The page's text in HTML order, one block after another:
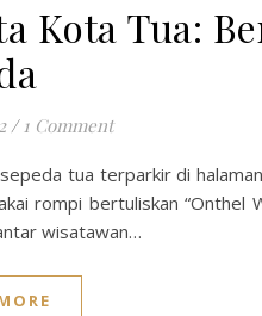
Kota Tua:
/ 1 Comment
tua terparkir di
rompi bertuliskan “Onthel
wisatawan…